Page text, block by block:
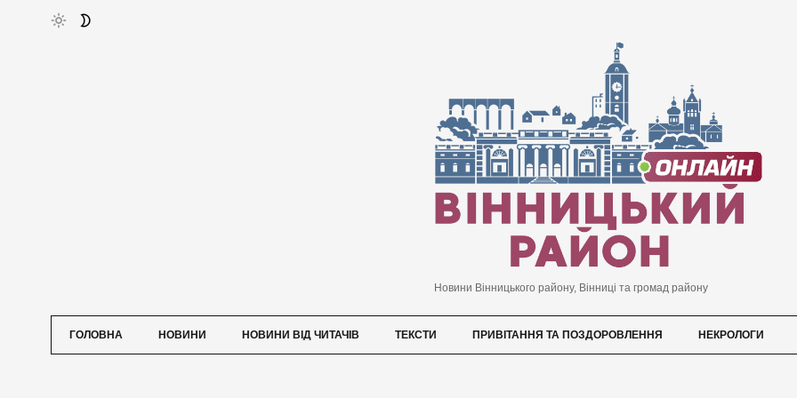
Новини Вінницького району, Вінниці та громад району
ГОЛОВНА НОВИНИ НОВИНИ ВІД ЧИТАЧІВ ТЕКСТИ ПРИВІТАННЯ ТА ПОЗДОРОВЛЕННЯ НЕКРОЛОГИ